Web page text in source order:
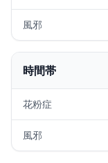
風邪
時間帯
花粉症
風邪